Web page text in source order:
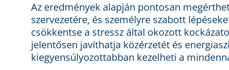
Az eredmények alapján pontosan
szervezetére, és személyre szabott
csökkentse a stressz által okozott
jelentősen javíthatja közérzetét és
kiegyensúlyozottabban kezelheti a